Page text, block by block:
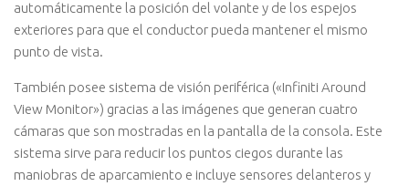
automáticamente la posición del volante y de los espejos
exteriores para que el conductor pueda mantener el mismo
punto de vista.
También posee sistema de visión periférica («Infiniti Around
View Monitor») gracias a las imágenes que generan cuatro
cámaras que son mostradas en la pantalla de la consola. Este
sistema sirve para reducir los puntos ciegos durante las
maniobras de aparcamiento e incluye sensores delanteros y